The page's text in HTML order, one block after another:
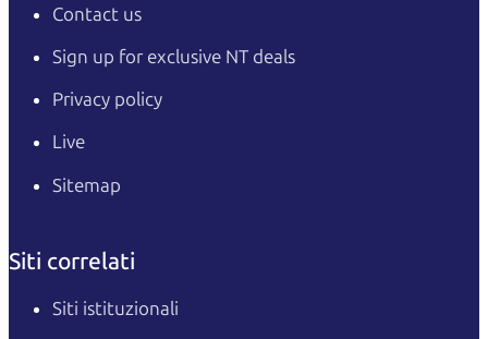
Contact us
Sign up for exclusive NT deals
Privacy policy
Live
Sitemap
Siti correlati
Siti istituzionali